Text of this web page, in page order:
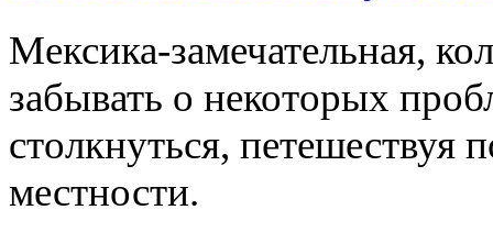
Мексика-замечательная,
забывать о некоторых
столкнуться, петешествуя
местности.